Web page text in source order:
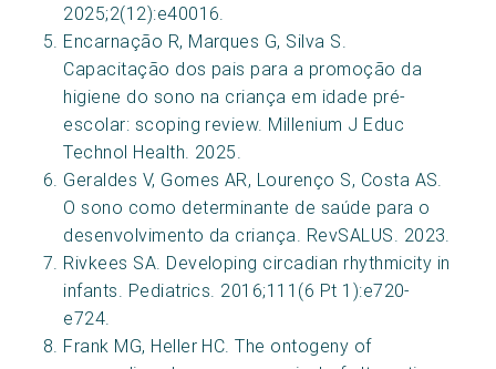
2025;2(12):e40016.
Encarnação R, Marques G, Silva S.
Capacitação dos pais para a promoção da
higiene do sono na criança em idade pré-
escolar: scoping review. Millenium J Educ
Technol Health. 2025.
Geraldes V, Gomes AR, Lourenço S, Costa AS.
O sono como determinante de saúde para o
desenvolvimento da criança. RevSALUS. 2023.
Rivkees SA. Developing circadian rhythmicity in
infants. Pediatrics. 2016;111(6 Pt 1):e720-
e724.
Frank MG, Heller HC. The ontogeny of